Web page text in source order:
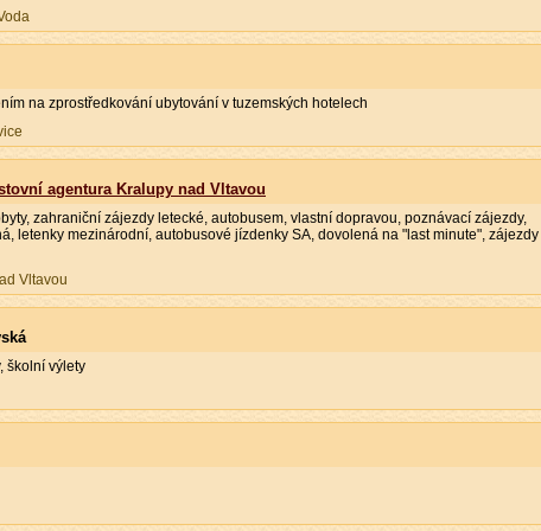
na zprostředkování ubytování v tuzemských hotelech
agentura Kralupy nad Vltavou
zahraniční zájezdy letecké, autobusem, vlastní dopravou, poznávací zájezdy,
letenky mezinárodní, autobusové jízdenky SA, dovolená na "last minute", zájezdy
Vltavou
školní výlety